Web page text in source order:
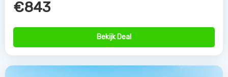
€843
Bekijk Deal